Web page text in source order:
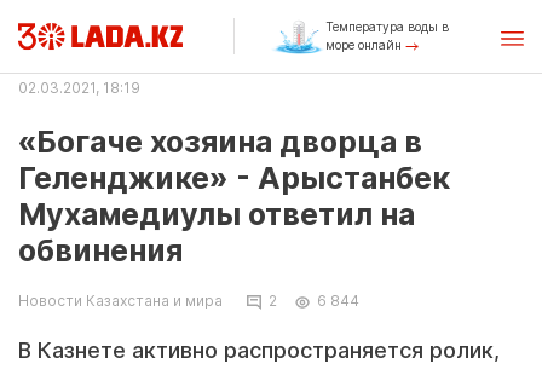
Температура воды в
море онлайн
02.03.2021, 18:19
«Богаче хозяина дворца в
Геленджике» - Арыстанбек
Мухамедиулы ответил на
обвинения
Новости Казахстана и мира 2 6 844
В Казнете активно распространяется ролик,